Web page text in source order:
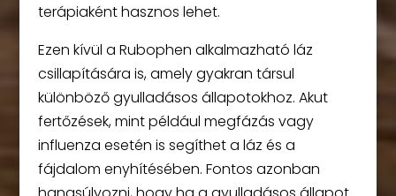
terápiaként hasznos lehet.
Ezen kívül a Rubophen alkalmazható láz
csillapítására is, amely gyakran társul
különböző gyulladásos állapotokhoz. Akut
fertőzések, mint például megfázás vagy
influenza esetén is segíthet a láz és a
fájdalom enyhítésében. Fontos azonban